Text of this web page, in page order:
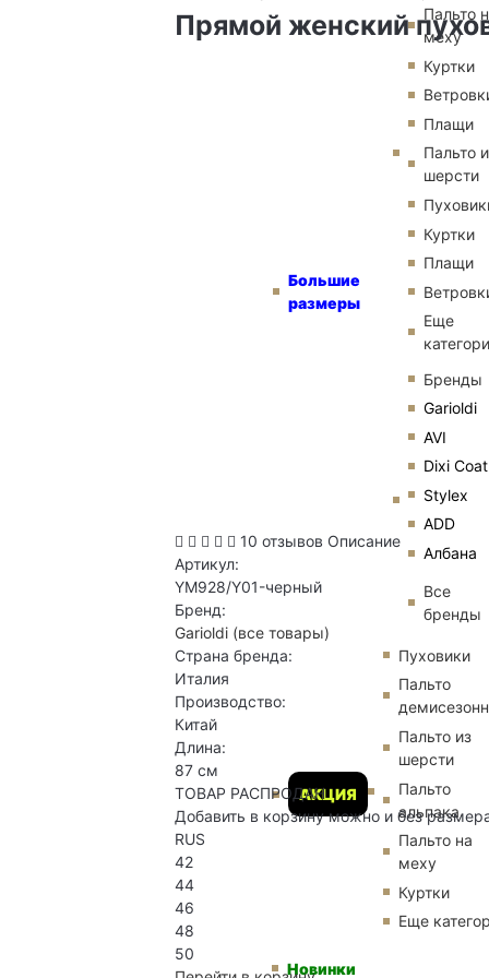
Большие
размеры
Пальто
меху
Куртки
Плащи
Пальто
шерсти
Куртки
Плащи
Еще
Бренды
Garioldi
AVI
Dixi Coat
Stylex
ADD
Албана
Все
бренды
АКЦИЯ
Пуховики
Пальто
Пальто из
шерсти
Пальто
альпака
Пальто на
меху
Куртки
Еще
Новинки
Прямой женский
10 отзывов Описание
Артикул:
YM928/Y01-черный
Бренд:
Garioldi (все товары)
Страна бренда:
Италия
Производство:
Китай
Длина:
87 см
ТОВАР РАСПРОДАН
Добавить в корзину можно и без
RUS
42
44
46
48
50